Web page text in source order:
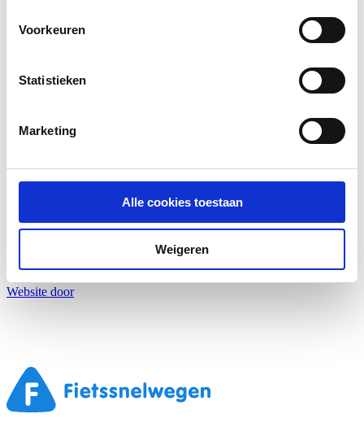
Voorkeuren
Statistieken
Marketing
Alle cookies toestaan
Weigeren
Projecten
Contact
Facebook
Toegankelijkheid
Deze website wordt beschermd door reCAPTCHA waardoor de
Website door